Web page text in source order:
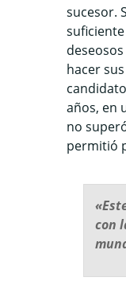
sucesor.
hacer
años, en
no
permitió
con